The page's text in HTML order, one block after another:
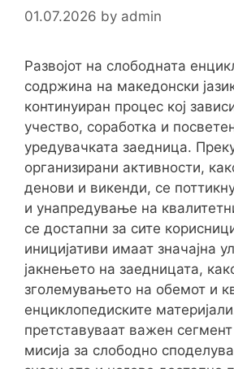
01.07.2026 by admin
Развојот на слободната
содржина на македонски
континуиран процес кој
учество, соработка и
уредувачката заедница.
организирани активности,
денови и викенди, се
и унапредување на
се достапни за сите
иницијативи имаат значајна
јакнењето на заедницата,
зголемувањето на обемот и
енциклопедиските
претставуваат важен
мисија за слободно